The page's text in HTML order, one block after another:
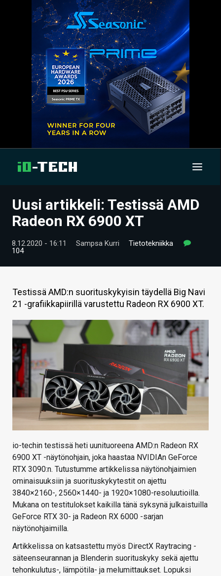
UUTISET
VIDEOT
TIETOA
KAUPPA
VAIHDA TEEMA
HAKU
Uusi artikkeli: Testissä AMD
Radeon RX 6900 XT
8.12.2020 - 16:11 Sampsa Kurri
Tietotekniikka
104
Testissä AMD:n suorituskykyisin täydellä Big Navi
21 -grafiikkapiirillä varustettu Radeon RX 6900 XT.
io-techin testissä heti uunituoreena AMD:n Radeon RX
6900 XT -näytönohjain, joka haastaa NVIDIAn GeForce
RTX 3090:n. Tutustumme artikkelissa näytönohjaimien
ominaisuuksiin ja suorituskykytestit on ajettu
3840×2160-, 2560×1440- ja 1920×1080-resoluutioilla.
Mukana on testitulokset kaikilla tänä syksynä julkaistuilla
GeForce RTX 30- ja Radeon RX 6000 -sarjan
näytönohjaimilla.
Artikkelissa on katsastettu myös DirectX Raytracing -
säteenseurannan ja Blenderin suorituskyky sekä ajettu
tehonkulutus-, lämpötila- ja melumittaukset. Lopuksi